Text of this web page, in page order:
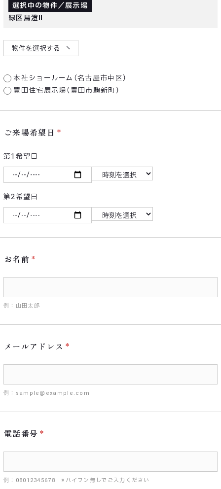
選択中の物件／展示場
緑区鳥澄Ⅱ
物件を選択する
本社ショールーム（名古屋市中区）
豊田住宅展示場（豊田市駒新町）
ご来場希望日
第1希望日
第2希望日
お名前
例：山田太郎
メールアドレス
例：sample@example.com
電話番号
例：08012345678 ※ハイフン無しでご入力ください